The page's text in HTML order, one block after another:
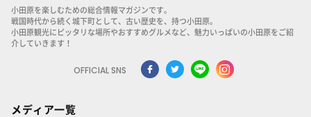
小田原を楽しむための総合情報マガジンです。
戦国時代から続く城下町として、古い歴史を、持つ小田原。
小田原観光にピッタリな場所やおすすめグルメなど、魅力いっぱいの小田原をご紹
介していきます！
OFFICIAL SNS
メディア一覧